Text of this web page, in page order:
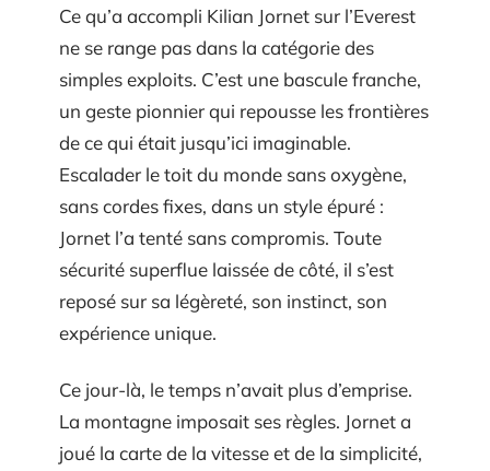
Ce qu’a accompli Kilian Jornet sur l’Everest
ne se range pas dans la catégorie des
simples exploits. C’est une bascule franche,
un geste pionnier qui repousse les frontières
de ce qui était jusqu’ici imaginable.
Escalader le toit du monde sans oxygène,
sans cordes fixes, dans un style épuré :
Jornet l’a tenté sans compromis. Toute
sécurité superflue laissée de côté, il s’est
reposé sur sa légèreté, son instinct, son
expérience unique.
Ce jour-là, le temps n’avait plus d’emprise.
La montagne imposait ses règles. Jornet a
joué la carte de la vitesse et de la simplicité,